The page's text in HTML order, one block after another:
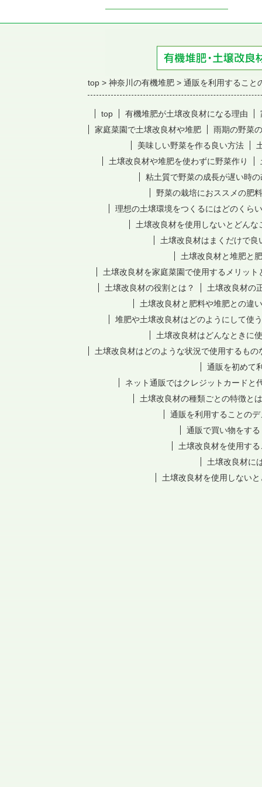
top 神奈川の有機堆肥 通販を利用すること
top 有機堆肥が土壌改良材になる理由
家庭菜園で土壌改良材や堆肥
雨期の野菜
美味しい野菜を作る良い方法
土壌改良材や堆肥を使わずに野菜作り
粘土質で野菜の成長が遅い時
野菜の栽培におススメの肥
理想の土壌環境をつくるにはどのくら
土壌改良材を使用しないとどんな
土壌改良材はまくだけで良
土壌改良材と堆肥と
土壌改良材を家庭菜園で使用するメリット
土壌改良材の役割とは？
土壌改良材の
土壌改良材と肥料や堆肥との違
堆肥や土壌改良材はどのようにして使
土壌改良材はどんなときに
土壌改良材はどのような状況で使用するもの
通販を初めて
ネット通販ではクレジットカードと
土壌改良材の種類ごとの特徴と
通販を利用することの
通販で買い物をす
土壌改良材を使用す
土壌改良材に
土壌改良材を使用しない